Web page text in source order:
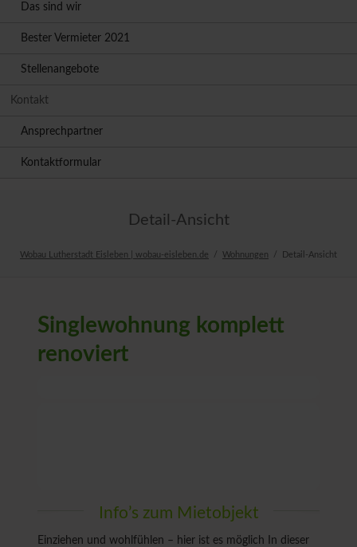
Das sind wir
Bester Vermieter 2021
Stellenangebote
Kontakt
Ansprechpartner
Kontaktformular
Detail-Ansicht
Wobau Lutherstadt Eisleben | wobau-eisleben.de Wohnungen Detail-Ansicht
Singlewohnung komplett
renoviert
Info’s zum Mietobjekt
Einziehen und wohlfühlen – hier ist es möglich In dieser